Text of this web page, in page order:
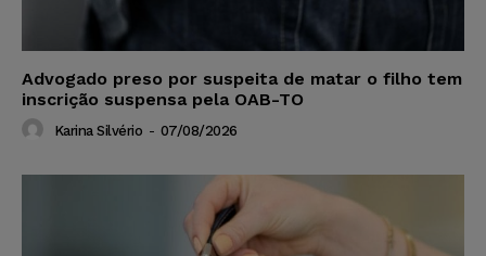
Advogado preso por suspeita de matar o filho tem
inscrição suspensa pela OAB-TO
Karina Silvério - 07/08/2026